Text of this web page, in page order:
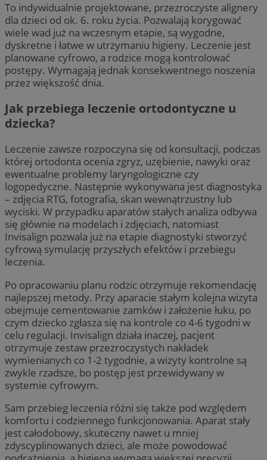
To indywidualnie projektowane, przezroczyste alignery
dla dzieci od ok. 6. roku życia. Pozwalają korygować
wiele wad już na wczesnym etapie, są wygodne,
dyskretne i łatwe w utrzymaniu higieny. Leczenie jest
planowane cyfrowo, a rodzice mogą kontrolować
postępy. Wymagają jednak konsekwentnego noszenia
przez większość dnia.
Jak przebiega leczenie ortodontyczne u
dziecka?
Leczenie zawsze rozpoczyna się od konsultacji, podczas
której ortodonta ocenia zgryz, uzębienie, nawyki oraz
ewentualne problemy laryngologiczne czy
logopedyczne. Następnie wykonywana jest diagnostyka
– zdjęcia RTG, fotografia, skan wewnątrzustny lub
wyciski. W przypadku aparatów stałych analiza odbywa
się głównie na modelach i zdjęciach, natomiast
Invisalign pozwala już na etapie diagnostyki stworzyć
cyfrową symulację przyszłych efektów i przebiegu
leczenia.
Po opracowaniu planu rodzic otrzymuje rekomendację
najlepszej metody. Przy aparacie stałym kolejna wizyta
obejmuje cementowanie zamków i założenie łuku, po
czym dziecko zgłasza się na kontrole co 4-6 tygodni w
celu regulacji. Invisalign działa inaczej, pacjent
otrzymuje zestaw przezroczystych nakładek
wymienianych co 1-2 tygodnie, a wizyty kontrolne są
zwykle rzadsze, bo postęp jest przewidywany w
systemie cyfrowym.
Sam przebieg leczenia różni się także pod względem
komfortu i codziennego funkcjonowania. Aparat stały
jest całodobowy, skuteczny nawet u mniej
zdyscyplinowanych dzieci, ale może powodować